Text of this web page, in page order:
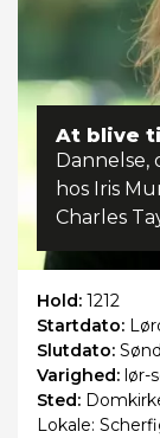
At blive
hos Iris
Charles
Hold: 1212
Startdato:
Slutdato:
Varighed: lør-
Sted:
Lokale: